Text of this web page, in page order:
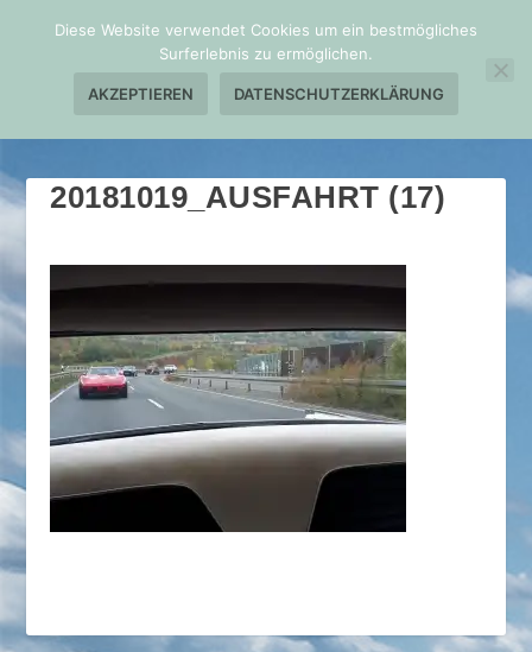
20181019_AUSFAHRT (17)
Diese Website verwendet Cookies um ein bestmögliches
Surferlebnis zu ermöglichen.
AKZEPTIEREN DATENSCHUTZERKLÄRUNG